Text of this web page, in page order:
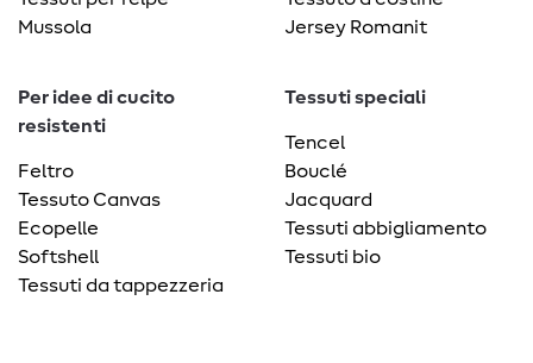
Mussola
Jersey Romanit
Per idee di cucito
resistenti
Feltro
Tessuto Canvas
Ecopelle
Softshell
Tessuti da tappezzeria
Tessuti speciali
Tencel
Bouclé
Jacquard
Tessuti abbigliamento
Tessuti bio